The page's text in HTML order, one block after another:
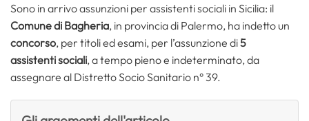
Sono in arrivo assunzioni per assistenti sociali in Sicilia: il
Comune di Bagheria, in provincia di Palermo, ha indetto un
concorso, per titoli ed esami, per l’assunzione di5
assistenti sociali, a tempo pieno e indeterminato, da
assegnare al Distretto Socio Sanitario n° 39.